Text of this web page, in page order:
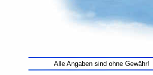
Alle Angaben sind ohne